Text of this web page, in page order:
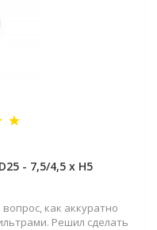
- 7,5/4,5 х H5
как аккуратно
Решил сделать